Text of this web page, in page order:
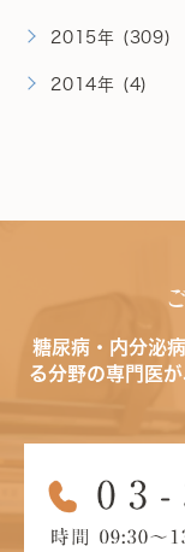
2015年 (309)
2014年 (4)
糖尿病・内分泌
る分野の専門医